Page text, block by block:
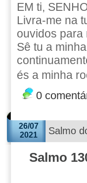
EM ti,
Livra-me na
ouvidos para
Sê tu a
és a minha
0
26/07
2021
Salmo
Salmo